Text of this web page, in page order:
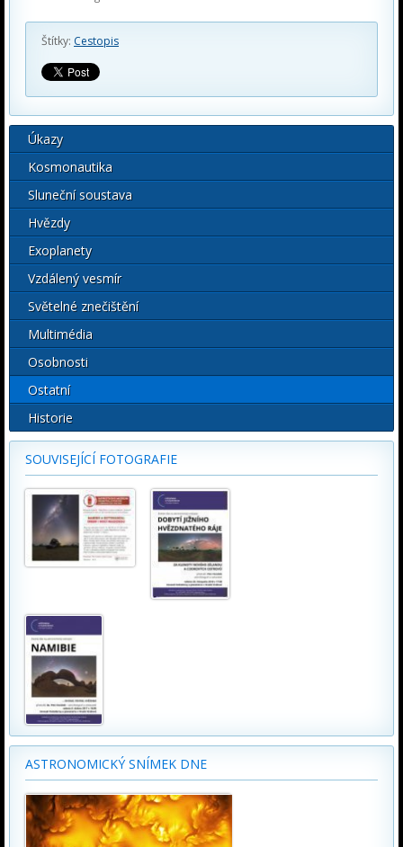
Štítky: Cestopis
Úkazy
Kosmonautika
Sluneční soustava
Hvězdy
Exoplanety
Vzdálený vesmír
Světelné znečištění
Multimédia
Osobnosti
Ostatní
Historie
SOUVISEJÍCÍ FOTOGRAFIE
ASTRONOMICKÝ SNÍMEK DNE